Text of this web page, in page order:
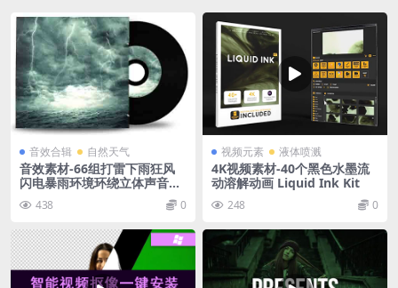
音效合辑 自然天气
音效素材-66组打雷下雨狂风
闪电暴雨环境环绕立体声音效
Thunder & Rain
438 0
视频元素 液体喷溅
4K视频素材-40个黑色水墨流
动溶解动画 Liquid Ink Kit
248 0